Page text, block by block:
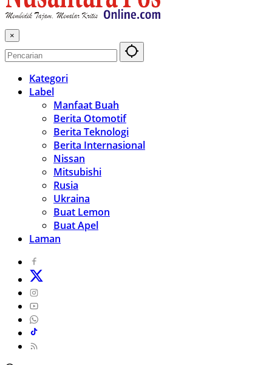
×
Kategori
Label
Manfaat Buah
Berita Otomotif
Berita Teknologi
Berita Internasional
Nissan
Mitsubishi
Rusia
Ukraina
Buat Lemon
Buat Apel
Laman